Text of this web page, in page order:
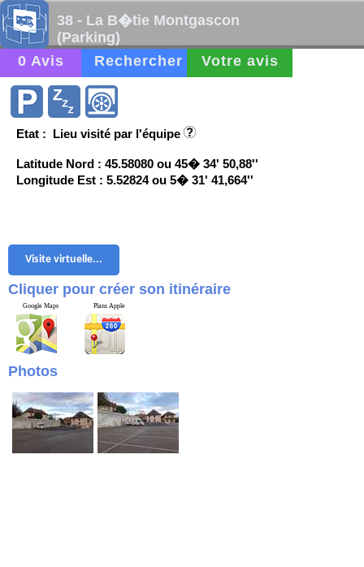
38 - La B�tie Montgascon
(Parking)
0 Avis
Rechercher Votre avis
Etat : Lieu visité par l'équipe
Latitude Nord : 45.58080 ou 45� 34' 50,88''
Longitude Est : 5.52824 ou 5� 31' 41,664''
Visite virtuelle...
Cliquer pour créer son itinéraire
Google Maps Plans Apple
Photos